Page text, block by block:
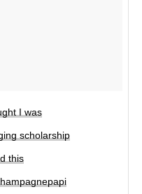
I was
scholarship
this